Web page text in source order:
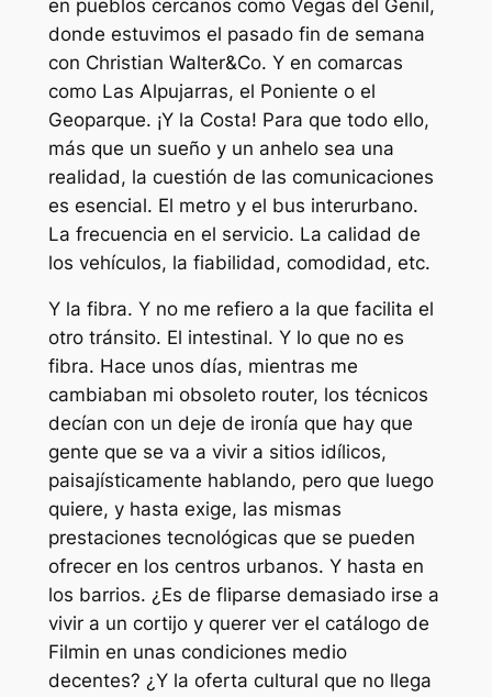
en pueblos cercanos como Vegas del Genil,
donde estuvimos el pasado fin de semana
con Christian Walter&Co. Y en comarcas
como Las Alpujarras, el Poniente o el
Geoparque. ¡Y la Costa! Para que todo ello,
más que un sueño y un anhelo sea una
realidad, la cuestión de las comunicaciones
es esencial. El metro y el bus interurbano.
La frecuencia en el servicio. La calidad de
los vehículos, la fiabilidad, comodidad, etc.
Y la fibra. Y no me refiero a la que facilita el
otro tránsito. El intestinal. Y lo que no es
fibra. Hace unos días, mientras me
cambiaban mi obsoleto router, los técnicos
decían con un deje de ironía que hay que
gente que se va a vivir a sitios idílicos,
paisajísticamente hablando, pero que luego
quiere, y hasta exige, las mismas
prestaciones tecnológicas que se pueden
ofrecer en los centros urbanos. Y hasta en
los barrios. ¿Es de fliparse demasiado irse a
vivir a un cortijo y querer ver el catálogo de
Filmin en unas condiciones medio
decentes? ¿Y la oferta cultural que no llega